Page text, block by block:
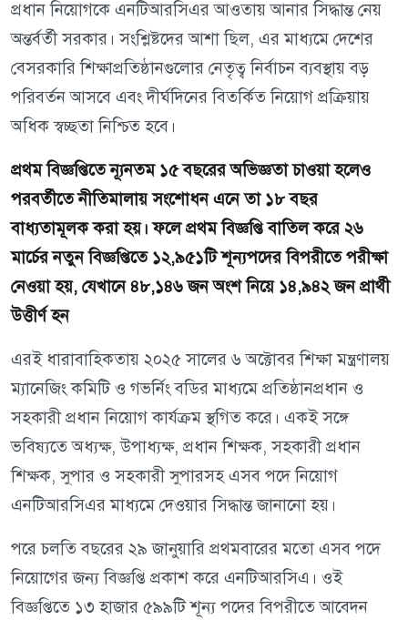
প্রধান নিয়োগকে এনটিআরসিএর আওতায় আনার সিদ্ধান্ত নেয়
অন্তর্বর্তী সরকার। সংশ্লিষ্টদের আশা ছিল, এর মাধ্যমে দেশের
বেসরকারি শিক্ষাপ্রতিষ্ঠানগুলোর নেতৃত্ব নির্বাচন ব্যবস্থায় বড়
পরিবর্তন আসবে এবং দীর্ঘদিনের বিতর্কিত নিয়োগ প্রক্রিয়ায়
অধিক স্বচ্ছতা নিশ্চিত হবে।
প্রথম বিজ্ঞপ্তিতে ন্যূনতম ১৫ বছরের অভিজ্ঞতা চাওয়া হলেও
পরবর্তীতে নীতিমালায় সংশোধন এনে তা ১৮ বছর
বাধ্যতামূলক করা হয়। ফলে প্রথম বিজ্ঞপ্তি বাতিল করে ২৬
মার্চের নতুন বিজ্ঞপ্তিতে ১২,৯৫১টি শূন্যপদের বিপরীতে পরীক্ষা
নেওয়া হয়, যেখানে ৪৮,১৪৬ জন অংশ নিয়ে ১৪,৯৪২ জন প্রার্থী
উত্তীর্ণ হন
এরই ধারাবাহিকতায় ২০২৫ সালের ৬ অক্টোবর শিক্ষা মন্ত্রণালয়
ম্যানেজিং কমিটি ও গভর্নিং বডির মাধ্যমে প্রতিষ্ঠানপ্রধান ও
সহকারী প্রধান নিয়োগ কার্যক্রম স্থগিত করে। একই সঙ্গে
ভবিষ্যতে অধ্যক্ষ, উপাধ্যক্ষ, প্রধান শিক্ষক, সহকারী প্রধান
শিক্ষক, সুপার ও সহকারী সুপারসহ এসব পদে নিয়োগ
এনটিআরসিএর মাধ্যমে দেওয়ার সিদ্ধান্ত জানানো হয়।
পরে চলতি বছরের ২৯ জানুয়ারি প্রথমবারের মতো এসব পদে
নিয়োগের জন্য বিজ্ঞপ্তি প্রকাশ করে এনটিআরসিএ। ওই
বিজ্ঞপ্তিতে ১৩ হাজার ৫৯৯টি শূন্য পদের বিপরীতে আবেদন